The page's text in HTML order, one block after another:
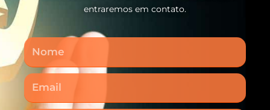
entraremos em contato.
Nome
Email